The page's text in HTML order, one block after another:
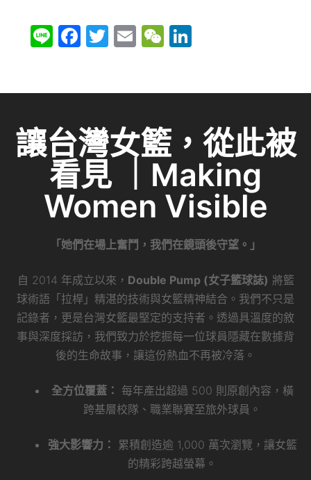
Li F
b
o
o
k
T
E
W
at
dI
n
讓台灣女籃，從此被
看見 ｜Making
Women Visible
「她們在場上奮鬥，我們在鏡頭後守望。」
自 2014 年成立以來， Double Pump (女子籃球誌) 將籃
球術語「拉桿」精湛的技術與女籃精神結合。我們不只是
記錄者，更是台灣女籃最堅定的支持者。透過具溫度的敘
事與深度採訪，我們致力於挖掘每一位球員隱藏在數據背
後的生命故事，讓這份熱血不再被冷落。
全方位覆蓋： 每年產出超過 500 則原創內容，橫
跨基層校隊、職業聯賽至旅外球員。
強大影響力：
累積創造逾 1,000 萬次瀏覽，讓女籃
的精彩跨越螢幕。